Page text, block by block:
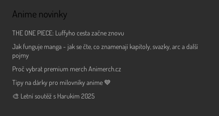
Anime novinky
THE ONE PIECE: Luffyho cesta začne znovu
Jak funguje manga - jak se čte, co znamenají kapitoly, svazky, arc a další
pojmy
Proč vybrat premium merch Animerch.cz
Tipy na dárky pro milovníky anime 💙
🎨 Letní soutěž s Harukim 2025